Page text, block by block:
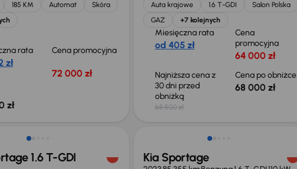
185 KM Automat
Skóra
rata
zł
Cena promocyjna
72 000 zł
zł
Auta krajowe 1.6 T-GDI
Salon Polska
GAZ
+7 kolejnych
Miesięczna rata
od 405 zł
Cena
promocyjna
64 000 zł
Najniższa cena z
30 dni przed
obniżką
68 500 zł
Cena po obniżce
68 000 zł
1.6 T-GDI
Taniej o 1 000 zł
Kia Sportage